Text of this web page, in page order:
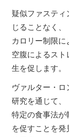
疑似ファステ
じることなく、
カロリー制限に
空腹によるスト
生を促します。
ヴァルター・
研究を通じて、
特定の食事法が
を促すことを発